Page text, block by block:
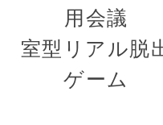
用会議
室型リアル脱
ゲーム